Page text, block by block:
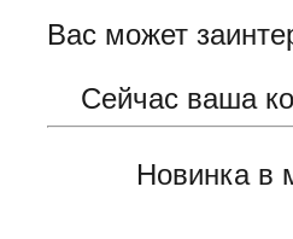
Вас может
Сейчас ваша
Новинка в